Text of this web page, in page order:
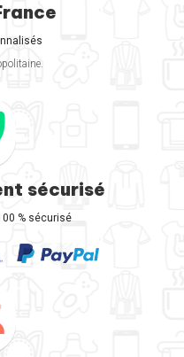
sécurisé
% sécurisé